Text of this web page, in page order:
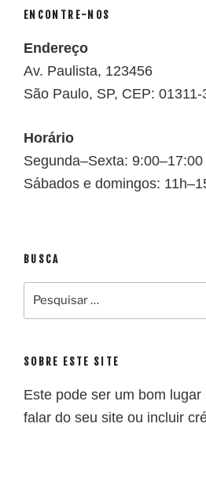
ENCONTRE-NOS
Endereço
Av. Paulista, 123456
São Paulo, SP, CEP: 01311-
Horário
Segunda–Sexta: 9:00–17:00
Sábados e domingos:
BUSCA
SOBRE ESTE SITE
Este pode ser um bom
falar do seu site ou incluir